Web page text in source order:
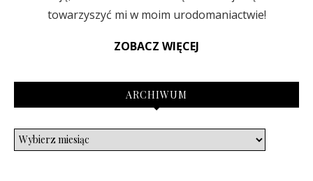
towarzyszyć mi w moim urodomaniactwie!
ZOBACZ WIĘCEJ
ARCHIWUM